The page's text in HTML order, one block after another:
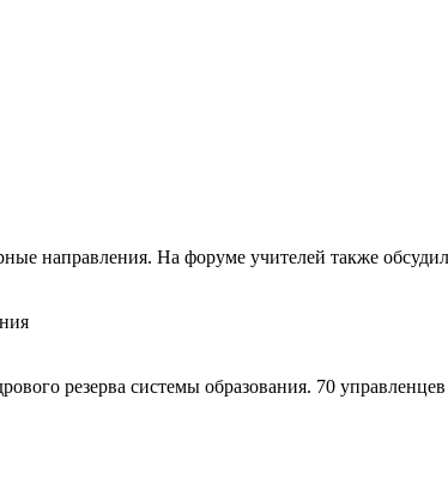
направления. На форуме учителей также
резерва системы образования. 70